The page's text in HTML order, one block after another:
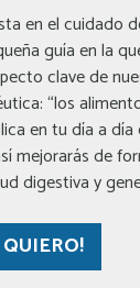
en el cuidado
guía en la
clave de
“los
en tu día a día
mejorarás de
digestiva y
QUIERO!